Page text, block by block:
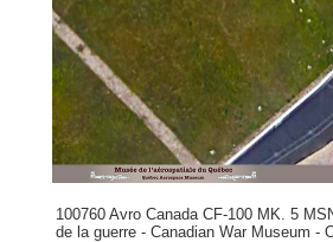
100760 Avro Canada CF-100 MK. 5
de la guerre - Canadian War Museum -